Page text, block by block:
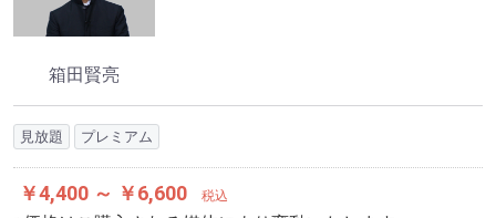
箱田賢亮
見放題 プレミアム
￥4,400 ～ ￥6,600 税込